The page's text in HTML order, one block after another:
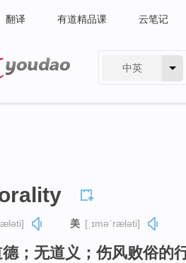
翻译 有道精品课 云笔记
中英
美 [ˌɪməˈræləti]
；无道义；伤风败俗的